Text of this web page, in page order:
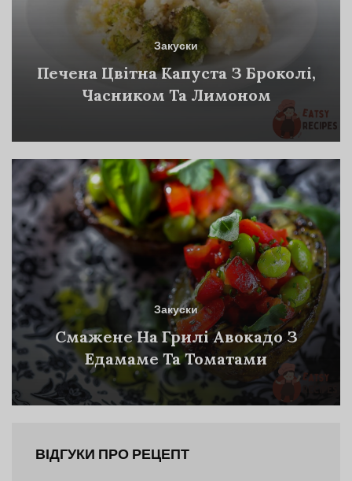
Закуски
Печена Цвітна Капуста З Броколі,
Часником Та Лимоном
Закуски
Смажене На Грилі Авокадо З
Едамаме Та Томатами
ВІДГУКИ ПРО РЕЦЕПТ